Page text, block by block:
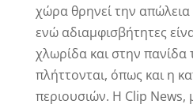
χώρα θρηνεί την
ενώ αδιαμφισβήτητες
χλωρίδα και στην
πλήττονται, όπως και η
περιουσιών. Η Clip News,